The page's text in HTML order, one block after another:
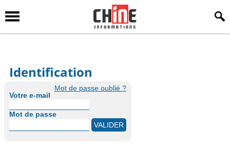
Identification
Mot de passe oublié ?
Votre e-mail
Mot de passe